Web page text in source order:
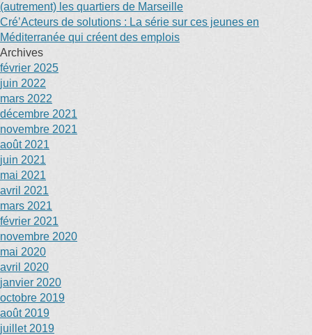
(autrement) les quartiers de Marseille
Cré’Acteurs de solutions : La série sur ces jeunes en
Méditerranée qui créent des emplois
Archives
février 2025
juin 2022
mars 2022
décembre 2021
novembre 2021
août 2021
juin 2021
mai 2021
avril 2021
mars 2021
février 2021
novembre 2020
mai 2020
avril 2020
janvier 2020
octobre 2019
août 2019
juillet 2019